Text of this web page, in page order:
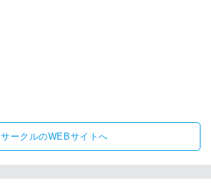
サークルのWEBサイトへ